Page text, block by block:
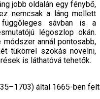
jobb oldalán egy fénybő,
nemcsak a láng mellett
sáv­ban is a
légoszlop okán.
annál pontosabb,
tükörrel szokás növelni,
is láthatóvá tehetők.
által 1665-ben